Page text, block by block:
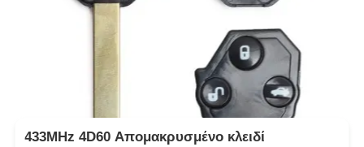
433MHz 4D60 Απομακρυσμένο κλειδί